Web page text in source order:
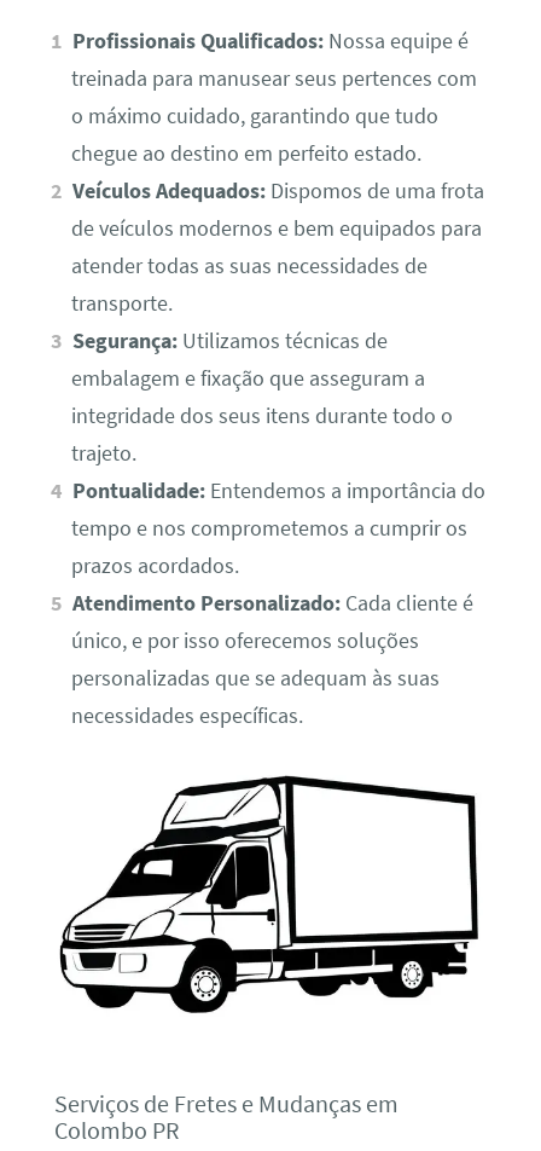
Profissionais Qualificados: Nossa equipe é
treinada para manusear seus pertences com
o máximo cuidado, garantindo que tudo
chegue ao destino em perfeito estado.
Veículos Adequados: Dispomos de uma frota
de veículos modernos e bem equipados para
atender todas as suas necessidades de
transporte.
Segurança: Utilizamos técnicas de
embalagem e fixação que asseguram a
integridade dos seus itens durante todo o
trajeto.
Pontualidade: Entendemos a importância do
tempo e nos comprometemos a cumprir os
prazos acordados.
Atendimento Personalizado: Cada cliente é
único, e por isso oferecemos soluções
personalizadas que se adequam às suas
necessidades específicas.
Serviços de Fretes e Mudanças em
Colombo PR